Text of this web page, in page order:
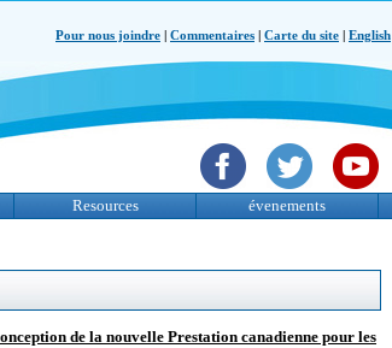
Pour nous joindre Commentaires Carte du site English
Resources évenements
de la nouvelle Prestation canadienne pour les